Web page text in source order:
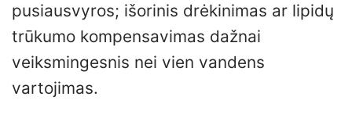
pusiausvyros; išorinis drėkinimas ar lipidų
trūkumo kompensavimas dažnai
veiksmingesnis nei vien vandens
vartojimas.